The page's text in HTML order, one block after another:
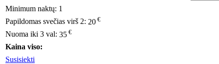
Minimum naktų: 1
Papildomas svečias virš 2: 20 €
Nuoma iki 3 val: 35 €
Kaina viso:
Susisiekti